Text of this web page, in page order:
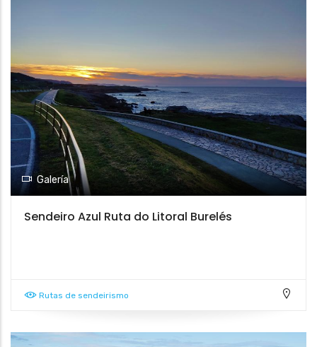
Galería
Sendeiro Azul Ruta do Litoral Burelés
Rutas de sendeirismo